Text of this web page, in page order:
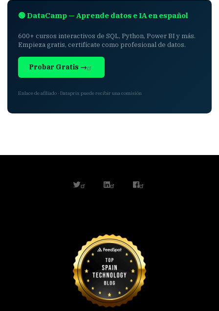
🟢 DataCamp — Aprende datos e IA en español
600+ cursos interactivos de SQL, Python, Power BI y más.
Empieza gratis, certifícate como profesional de datos.
Probar Gratis →
Enlace de afiliado · Dataprix puede recibir una comisión
twitterlinkedinfacebook